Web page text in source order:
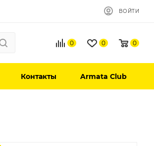
ВОЙТИ
0 0 0
Контакты Armata Club